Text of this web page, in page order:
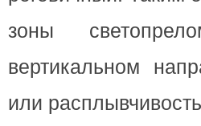
зоны
вертикальном
или